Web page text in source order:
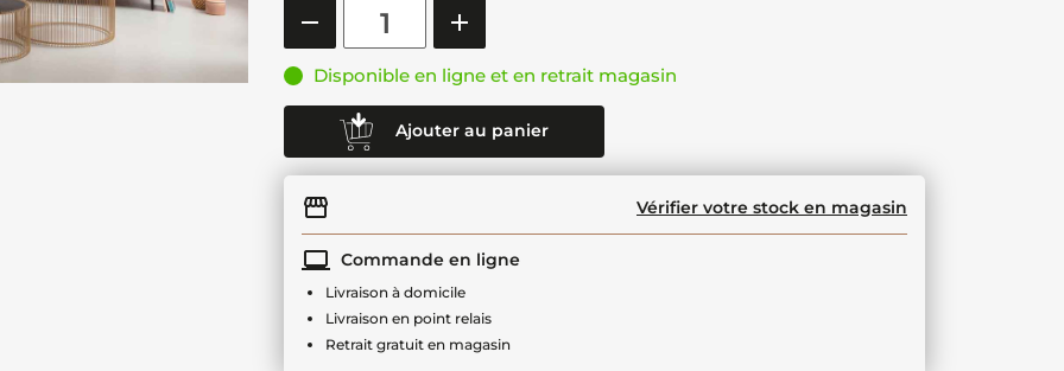
Disponible en ligne et en retrait magasin
Ajouter au panier
Vérifier votre stock en magasin
Commande en ligne
Livraison à domicile
Livraison en point relais
Retrait gratuit en magasin